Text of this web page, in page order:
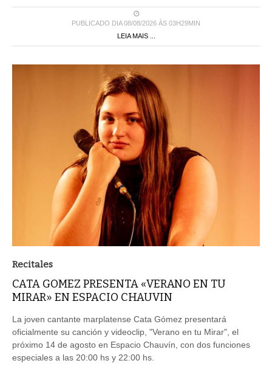
PUBLICADO DIA 08/08/2026 ÀS 03H29MIN
LEIA MAIS ...
Recitales
CATA GOMEZ PRESENTA «VERANO EN TU
MIRAR» EN ESPACIO CHAUVIN
La joven cantante marplatense Cata Gómez presentará
oficialmente su canción y videoclip, "Verano en tu Mirar", el
próximo 14 de agosto en Espacio Chauvín, con dos funciones
especiales a las 20:00 hs y 22:00 hs.